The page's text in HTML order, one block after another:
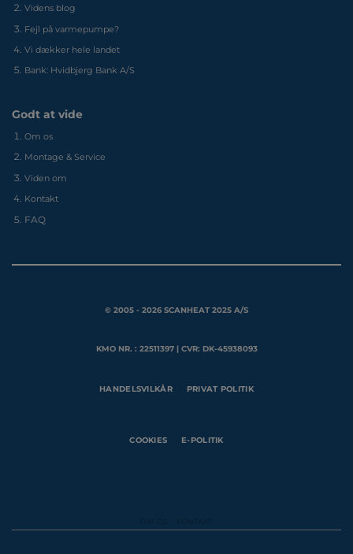
Videns blog
Fejl på varmepumpe?
Vi dækker hele landet
Bank: Hvidbjerg Bank A/S
Godt at vide
Om os
Montage & Service
Viden om
Kontakt
FAQ
© 2005 - 2026 SCANHEAT 2025 A/S
KMO NR. : 22511397 | CVR: DK-45938093
HANDELSVILKÅR PRIVAT POLITIK
COOKIES E-POLITIK
OM OS KONTAKT